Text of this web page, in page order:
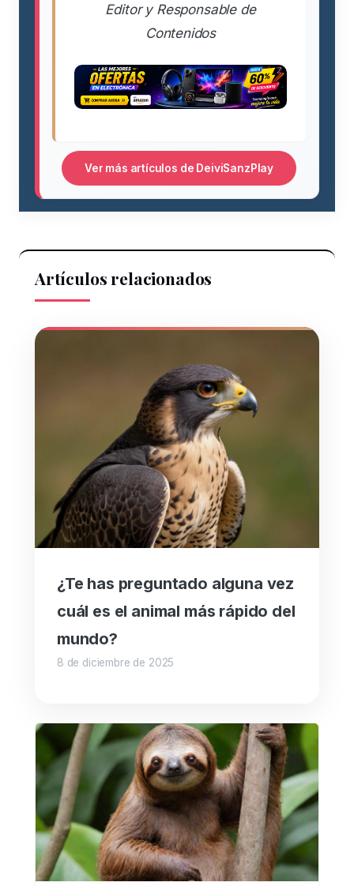
Editor y Responsable de
Contenidos
Ver más artículos de DeiviSanzPlay
Artículos relacionados
¿Te has preguntado alguna vez
cuál es el animal más rápido del
mundo?
8 de diciembre de 2025